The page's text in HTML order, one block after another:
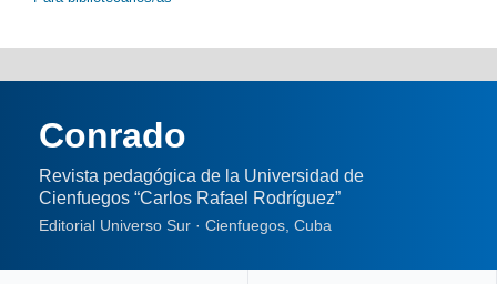
Conrado
Revista pedagógica de la Universidad de
Cienfuegos “Carlos Rafael Rodríguez”
Editorial Universo Sur · Cienfuegos, Cuba